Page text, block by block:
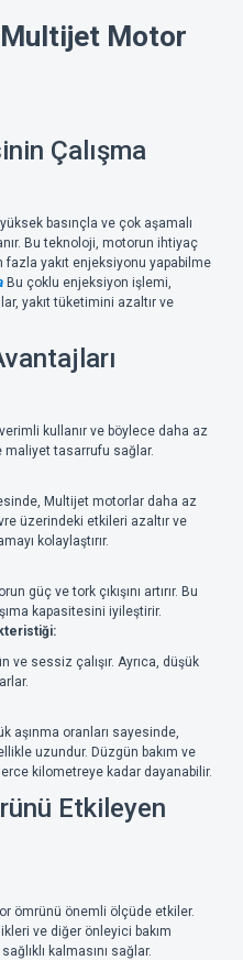
Motor
Çalışma
basınçla ve çok aşamalı
Bu teknoloji, motorun ihtiyaç
yakıt enjeksiyonu yapabilme
Bu çoklu enjeksiyon işlemi,
yakıt tüketimini azaltır ve
kullanır ve böylece daha az
maliyet tasarrufu sağlar.
Multijet motorlar daha az
üzerindeki etkileri azaltır ve
kolaylaştırır.
güç ve tork çıkışını artırır. Bu
kapasitesini iyileştirir.
sessiz çalışır. Ayrıca, düşük
aşınma oranları sayesinde,
uzundur. Düzgün bakım ve
kilometreye kadar dayanabilir.
Etkileyen
ömrünü önemli ölçüde etkiler.
ve diğer önleyici bakım
kalmasını sağlar.